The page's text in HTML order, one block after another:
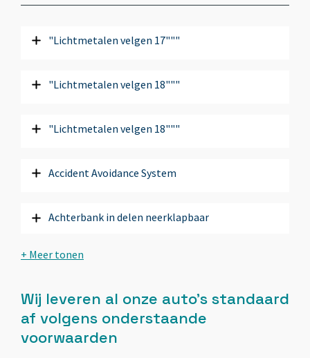
"Lichtmetalen velgen 17"""
"Lichtmetalen velgen 18"""
"Lichtmetalen velgen 18"""
Accident Avoidance System
Achterbank in delen neerklapbaar
Achterbank verstelbaar
Achteruitrij assistent
Wij leveren al onze auto’s standaard
af volgens onderstaande
voorwaarden